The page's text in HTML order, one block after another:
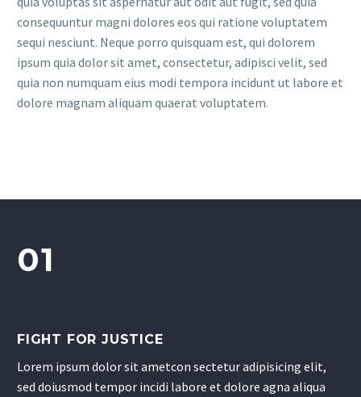
consequuntur magni dolores eos qui ratione voluptatem
sequi nesciunt. Neque porro quisquam est, qui dolorem
ipsum quia dolor sit amet, consectetur, adipisci velit, sed
quia non numquam eius modi tempora incidunt ut labore et
dolore magnam aliquam quaerat voluptatem.
01
FIGHT FOR JUSTICE
Lorem ipsum dolor sit ametcon sectetur adipisicing elit,
sed doiusmod tempor incidi labore et dolore agna aliqua